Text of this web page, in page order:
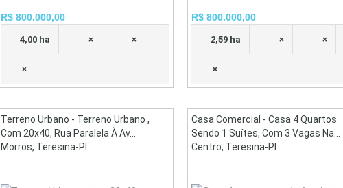
R$ 800.000,00
4,00 ha × ×
×
R$ 800.000,00
2,59 ha × ×
×
Terreno Urbano - Terreno Urbano ,
Com 20x40, Rua Paralela À Av...
Morros, Teresina-PI
Casa Comercial - Casa 4 Quartos
Sendo 1 Suítes, Com 3 Vagas Na...
Centro, Teresina-PI